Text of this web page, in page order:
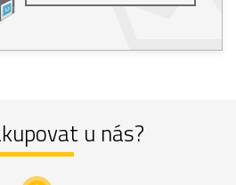
u nás?